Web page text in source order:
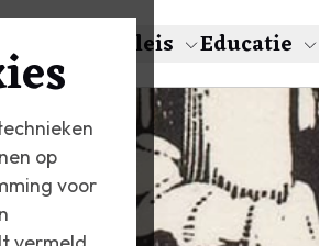
op
voor
Het Paleis Educatie